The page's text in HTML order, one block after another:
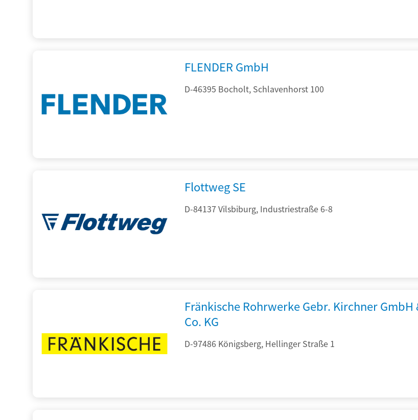
FLENDER GmbH
D-46395 Bocholt, Schlavenhorst 100
Flottweg SE
D-84137 Vilsbiburg, Industriestraße 6-8
Fränkische Rohrwerke Gebr. Kirchner GmbH
Co. KG
D-97486 Königsberg, Hellinger Straße 1